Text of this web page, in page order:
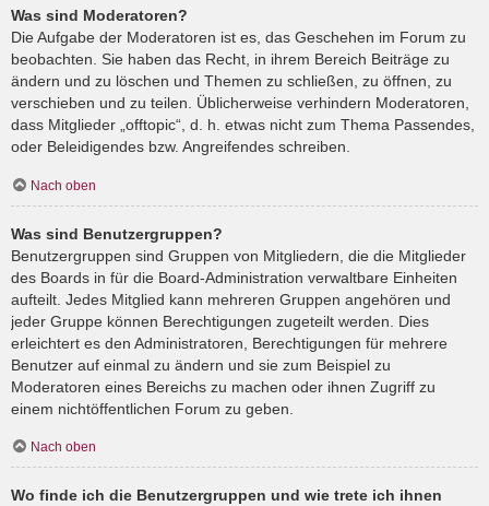
Was sind Moderatoren?
Die Aufgabe der Moderatoren ist es, das Geschehen im Forum zu
beobachten. Sie haben das Recht, in ihrem Bereich Beiträge zu
ändern und zu löschen und Themen zu schließen, zu öffnen, zu
verschieben und zu teilen. Üblicherweise verhindern Moderatoren,
dass Mitglieder „offtopic“, d. h. etwas nicht zum Thema Passendes,
oder Beleidigendes bzw. Angreifendes schreiben.
Nach oben
Was sind Benutzergruppen?
Benutzergruppen sind Gruppen von Mitgliedern, die die Mitglieder
des Boards in für die Board-Administration verwaltbare Einheiten
aufteilt. Jedes Mitglied kann mehreren Gruppen angehören und
jeder Gruppe können Berechtigungen zugeteilt werden. Dies
erleichtert es den Administratoren, Berechtigungen für mehrere
Benutzer auf einmal zu ändern und sie zum Beispiel zu
Moderatoren eines Bereichs zu machen oder ihnen Zugriff zu
einem nichtöffentlichen Forum zu geben.
Nach oben
Wo finde ich die Benutzergruppen und wie trete ich ihnen